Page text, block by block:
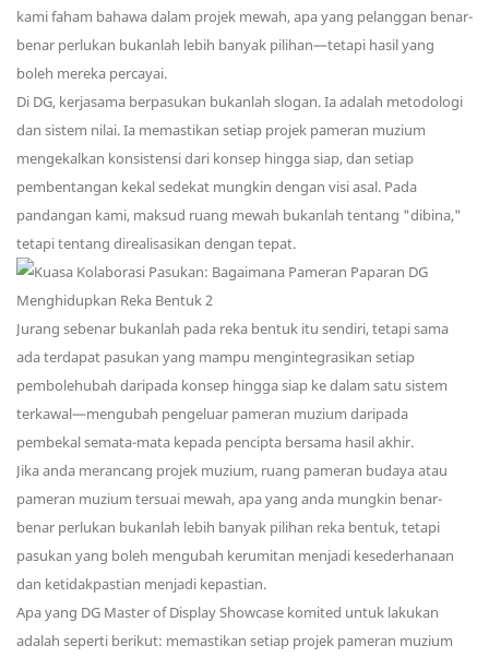
kami faham bahawa dalam projek mewah, apa yang pelanggan benar-
benar perlukan bukanlah lebih banyak pilihan—tetapi hasil yang
boleh mereka percayai.
Di DG, kerjasama berpasukan bukanlah slogan. Ia adalah metodologi
dan sistem nilai. Ia memastikan setiap projek pameran muzium
mengekalkan konsistensi dari konsep hingga siap, dan setiap
pembentangan kekal sedekat mungkin dengan visi asal. Pada
pandangan kami, maksud ruang mewah bukanlah tentang "dibina,"
tetapi tentang direalisasikan dengan tepat.
Jurang sebenar bukanlah pada reka bentuk itu sendiri, tetapi sama
ada terdapat pasukan yang mampu mengintegrasikan setiap
pembolehubah daripada konsep hingga siap ke dalam satu sistem
terkawal—mengubah pengeluar pameran muzium daripada
pembekal semata-mata kepada pencipta bersama hasil akhir.
Jika anda merancang projek muzium, ruang pameran budaya atau
pameran muzium tersuai mewah, apa yang anda mungkin benar-
benar perlukan bukanlah lebih banyak pilihan reka bentuk, tetapi
pasukan yang boleh mengubah kerumitan menjadi kesederhanaan
dan ketidakpastian menjadi kepastian.
Apa yang DG Master of Display Showcase komited untuk lakukan
adalah seperti berikut: memastikan setiap projek pameran muzium